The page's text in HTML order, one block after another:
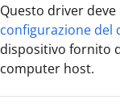
Questo driver
configurazione del
dispositivo fornito
computer host.